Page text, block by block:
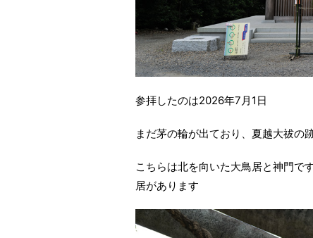
参拝したのは2026年7月1日
まだ茅の輪が出ており、夏越大祓の
こちらは北を向いた大鳥居と神門で
居があります